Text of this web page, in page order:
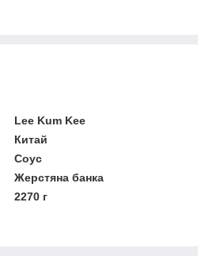
Lee Kum Kee
Китай
Соус
Жерстяна банка
2270 г